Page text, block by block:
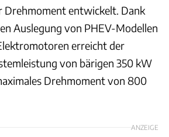
Drehmoment entwickelt. Dank
Auslegung von PHEV-Modellen
erreicht der
von bärigen 350 kW
Drehmoment von 800
ANZEIGE